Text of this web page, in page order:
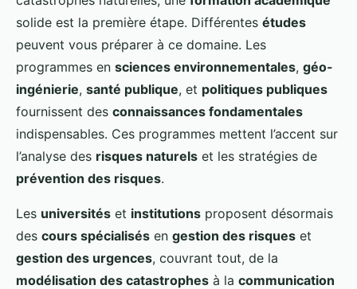
solide est la première étape. Différentes études
peuvent vous préparer à ce domaine. Les
programmes en sciences environnementales, géo-
ingénierie, santé publique, et politiques publiques
fournissent des connaissances fondamentales
indispensables. Ces programmes mettent l’accent sur
l’analyse des risques naturels et les stratégies de
prévention des risques.
Les universités et institutions proposent désormais
des cours spécialisés en gestion des risques et
gestion des urgences, couvrant tout, de la
modélisation des catastrophes à la communication